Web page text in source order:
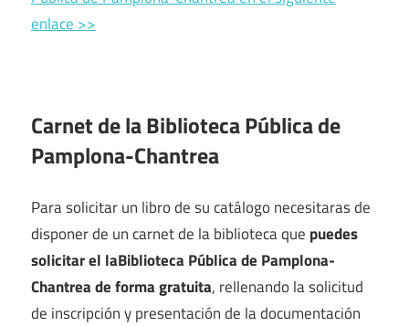
enlace >>
Carnet de la Biblioteca Pública de
Pamplona-Chantrea
Para solicitar un libro de su catálogo necesitaras de
disponer de un carnet de la biblioteca que puedes
solicitar el laBiblioteca Pública de Pamplona-
Chantrea de forma gratuita, rellenando la solicitud
de inscripción y presentación de la documentación